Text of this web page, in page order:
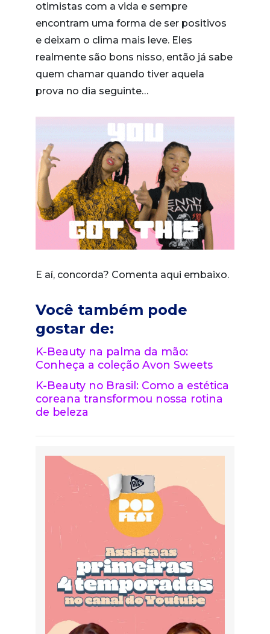
otimistas com a vida e sempre
encontram uma forma de ser positivos
e deixam o clima mais leve. Eles
realmente são bons nisso, então já sabe
quem chamar quando tiver aquela
prova no dia seguinte…
E aí, concorda? Comenta aqui embaixo.
Você também pode
gostar de:
K-Beauty na palma da mão:
Conheça a coleção Avon Sweets
K-Beauty no Brasil: Como a estética
coreana transformou nossa rotina
de beleza